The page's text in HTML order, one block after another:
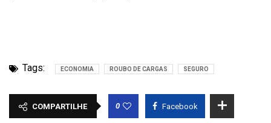
Tags: ECONOMIA ROUBO DE CARGAS SEGURO
COMPARTILHE 0 Facebook